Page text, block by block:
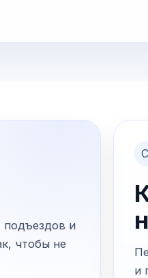
подъездов и
чтобы не
и